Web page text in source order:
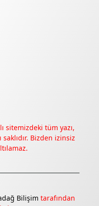
geliştirmek için çerezler
sitemizdeki tüm yazı,
Bizden izinsiz
Bilişim tarafından